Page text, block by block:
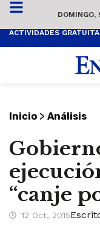
DOMINGO,
Inicio > Análisis
“canje
12 Oct, 2015